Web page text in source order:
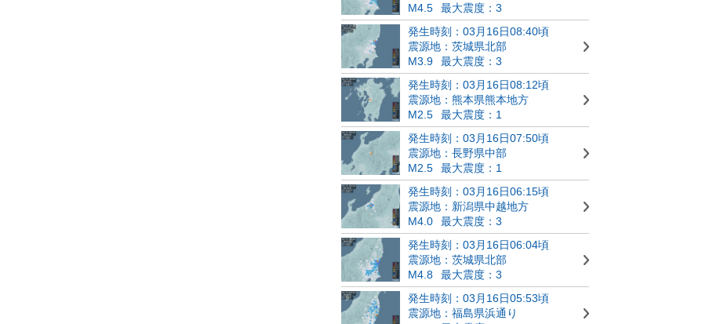
M4.5
最大震度：3
発生時刻：03月16日08:40頃
震源地：茨城県北部
M3.9
最大震度：3
発生時刻：03月16日08:12頃
震源地：熊本県熊本地方
M2.5
最大震度：1
発生時刻：03月16日07:50頃
震源地：長野県中部
M2.5
最大震度：1
発生時刻：03月16日06:15頃
震源地：新潟県中越地方
M4.0
最大震度：3
発生時刻：03月16日06:04頃
震源地：茨城県北部
M4.8
最大震度：3
発生時刻：03月16日05:53頃
震源地：福島県浜通り